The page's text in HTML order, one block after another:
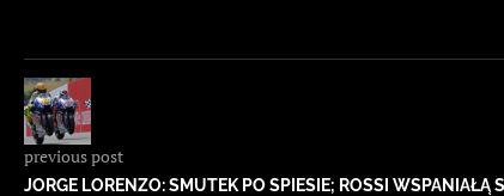
previous post
JORGE LORENZO: SMUTEK PO SPIESIE; ROSSI WSPANIAŁĄ